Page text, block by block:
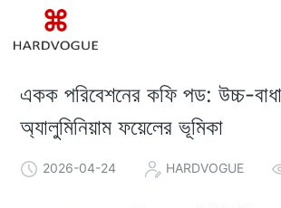
একক পরিবেশনের কফি পড: উচ্চ-
অ্যালুমিনিয়াম ফয়েলের ভূমিকা
2026-04-24 HARDVOGUE